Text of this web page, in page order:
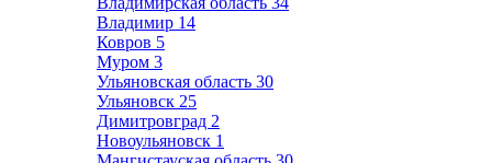
Владимир 14
Ковров 5
Муром 3
Ульяновская область 30
Ульяновск 25
Димитровград 2
Новоульяновск 1